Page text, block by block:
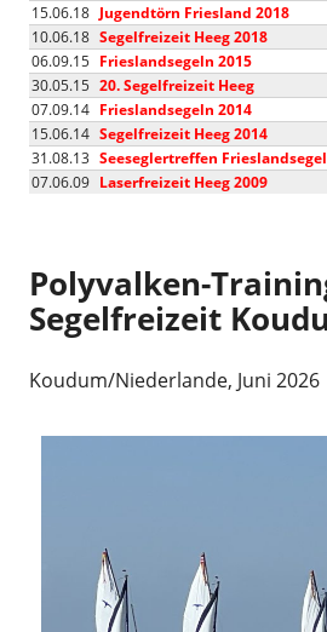
15.06.18 Jugendtörn Friesland 2018
10.06.18 Segelfreizeit Heeg 2018
06.09.15 Frieslandsegeln 2015
30.05.15 20. Segelfreizeit Heeg
07.09.14 Frieslandsegeln 2014
15.06.14 Segelfreizeit Heeg 2014
31.08.13 Seeseglertreffen
07.06.09 Laserfreizeit Heeg 2009
Polyvalken-
Segelfreizeit
Koudum/Niederlande, Juni 2026